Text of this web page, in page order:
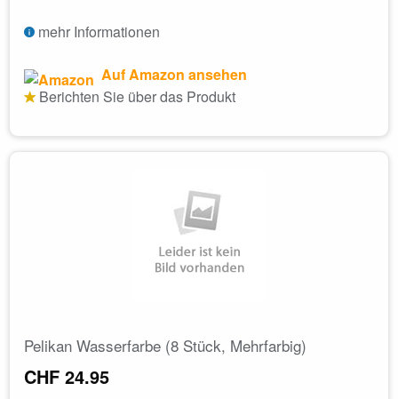
mehr Informationen
Auf Amazon ansehen
Berichten Sie über das Produkt
Pelikan Wasserfarbe (8 Stück, Mehrfarbig)
CHF 24.95